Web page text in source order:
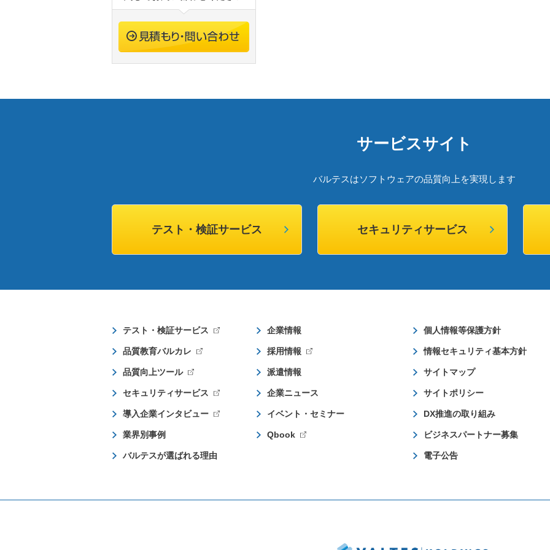
サービスサイト
バルテスはソフトウェアの品質向上を実現します
テスト・検証サービス セキュリティサービス
テスト・検証サービス
品質教育バルカレ
品質向上ツール
セキュリティサービス
導入企業インタビュー
業界別事例
バルテスが選ばれる理由
企業情報
採用情報
派遣情報
企業ニュース
イベント・セミナー
Qbook
個人情報等保護方針
情報セキュリティ基本方針
サイトマップ
サイトポリシー
DX推進の取り組み
ビジネスパートナー募集
電子公告